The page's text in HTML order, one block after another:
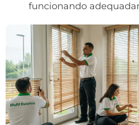
funcionando